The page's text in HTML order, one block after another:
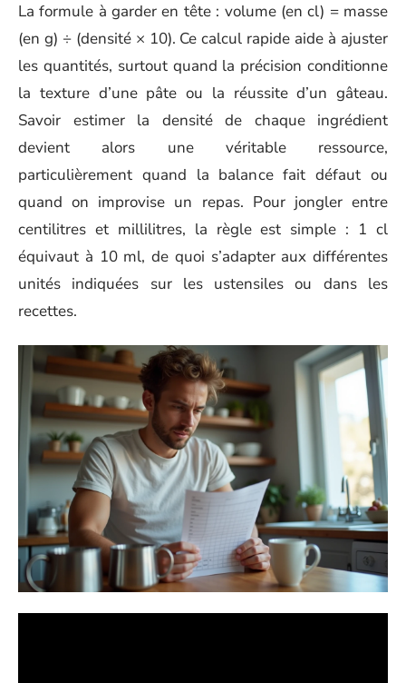
La formule à garder en tête : volume (en cl) = masse
(en g) ÷ (densité × 10). Ce calcul rapide aide à ajuster
les quantités, surtout quand la précision conditionne
la texture d’une pâte ou la réussite d’un gâteau.
Savoir estimer la densité de chaque ingrédient
devient alors une véritable ressource,
particulièrement quand la balance fait défaut ou
quand on improvise un repas. Pour jongler entre
centilitres et millilitres, la règle est simple : 1 cl
équivaut à 10 ml, de quoi s’adapter aux différentes
unités indiquées sur les ustensiles ou dans les
recettes.